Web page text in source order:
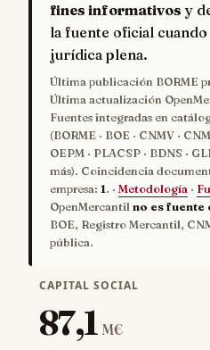
fines informativos y
la fuente oficial
jurídica plena.
Última publicación BORME
Última actualización
Fuentes integradas en
(BORME · BOE · CNMV ·
OEPM · PLACSP · BDNS ·
más). Coincidencia
empresa: 1. · Metodología ·
OpenMercantil no es fuente
BOE, Registro Mercantil,
pública.
CAPITAL SOCIAL
87,1 M€